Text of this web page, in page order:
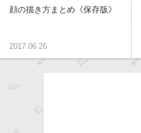
とめ
目 髪 描き分け
顔の描き方まとめ《保存版》
2017.06.26